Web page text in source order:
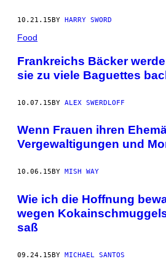
10.21.15 BY HARRY SWORD
Food
Frankreichs Bäcker
sie zu viele Baguettes
10.07.15BY ALEX SWERDLOFF
Wenn Frauen ihren
Vergewaltigungen und
10.06.15 BY MISH WAY
Wie ich die Hoffnung
wegen
saß
09.24.15BY MICHAEL SANTOS